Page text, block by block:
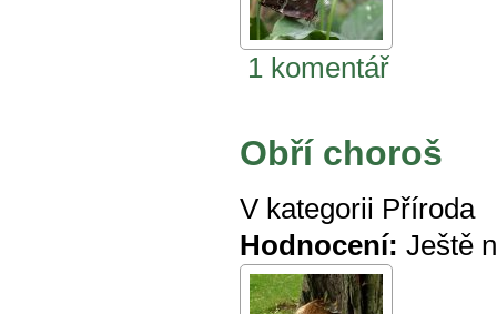
1 komentář
Obří choroš
V kategorii Příroda
Hodnocení: Ještě